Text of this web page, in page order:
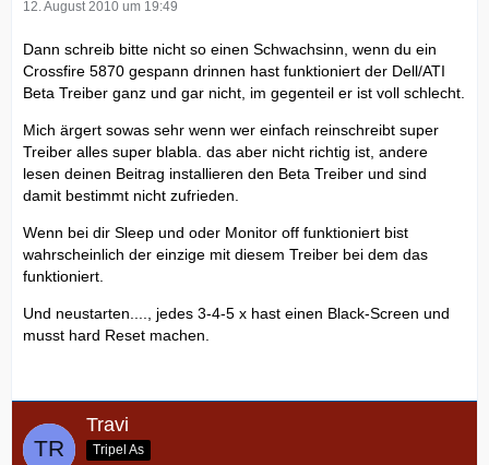
12. August 2010 um 19:49
Dann schreib bitte nicht so einen Schwachsinn, wenn du ein
Crossfire 5870 gespann drinnen hast funktioniert der Dell/ATI
Beta Treiber ganz und gar nicht, im gegenteil er ist voll schlecht.
Mich ärgert sowas sehr wenn wer einfach reinschreibt super
Treiber alles super blabla. das aber nicht richtig ist, andere
lesen deinen Beitrag installieren den Beta Treiber und sind
damit bestimmt nicht zufrieden.
Wenn bei dir Sleep und oder Monitor off funktioniert bist
wahrscheinlich der einzige mit diesem Treiber bei dem das
funktioniert.
Und neustarten...., jedes 3-4-5 x hast einen Black-Screen und
musst hard Reset machen.
Travi
Tripel As